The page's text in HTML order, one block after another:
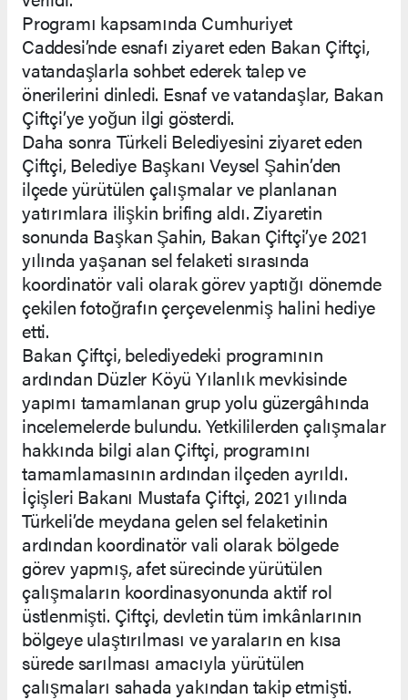
Programı kapsamında Cumhuriyet
Caddesi’nde esnafı ziyaret eden Bakan Çiftçi,
vatandaşlarla sohbet ederek talep ve
önerilerini dinledi. Esnaf ve vatandaşlar, Bakan
Çiftçi’ye yoğun ilgi gösterdi.
Daha sonra Türkeli Belediyesini ziyaret eden
Çiftçi, Belediye Başkanı Veysel Şahin’den
ilçede yürütülen çalışmalar ve planlanan
yatırımlara ilişkin brifing aldı. Ziyaretin
sonunda Başkan Şahin, Bakan Çiftçi’ye 2021
yılında yaşanan sel felaketi sırasında
koordinatör vali olarak görev yaptığı dönemde
çekilen fotoğrafın çerçevelenmiş halini hediye
etti.
Bakan Çiftçi, belediyedeki programının
ardından Düzler Köyü Yılanlık mevkisinde
yapımı tamamlanan grup yolu güzergâhında
incelemelerde bulundu. Yetkililerden çalışmalar
hakkında bilgi alan Çiftçi, programını
tamamlamasının ardından ilçeden ayrıldı.
İçişleri Bakanı Mustafa Çiftçi, 2021 yılında
Türkeli’de meydana gelen sel felaketinin
ardından koordinatör vali olarak bölgede
görev yapmış, afet sürecinde yürütülen
çalışmaların koordinasyonunda aktif rol
üstlenmişti. Çiftçi, devletin tüm imkânlarının
bölgeye ulaştırılması ve yaraların en kısa
sürede sarılması amacıyla yürütülen
çalışmaları sahada yakından takip etmişti.